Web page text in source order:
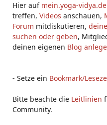
Hier auf mein.yoga-vidya.de
treffen, Videos anschauen,
Forum mitdiskutieren,
suchen oder geben,
deinen eigenen Blog
- Setze ein Bookmark/
Bitte beachte die Leitlinien
Community.